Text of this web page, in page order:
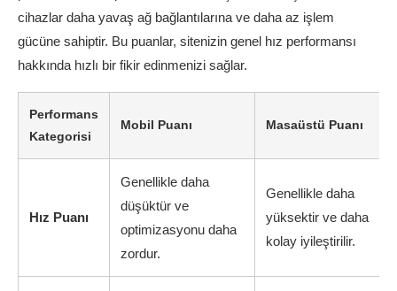
cihazlar daha yavaş ağ bağlantılarına ve daha az işlem
gücüne sahiptir. Bu puanlar, sitenizin genel hız performansı
hakkında hızlı bir fikir edinmenizi sağlar.
Performans
Kategorisi
Mobil Puanı Masaüstü Puanı
Hız Puanı
Genellikle daha
düşüktür ve
optimizasyonu daha
zordur.
Genellikle daha
yüksektir ve daha
kolay iyileştirilir.